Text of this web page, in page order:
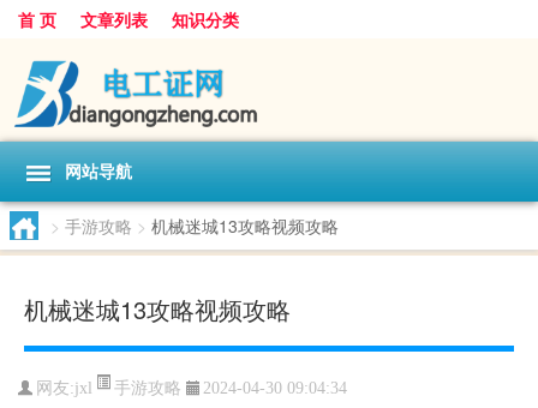
首 页 文章列表 知识分类
网站导航
> 手游攻略 > 机械迷城13攻略视频攻略
机械迷城13攻略视频攻略
网友:jxl 手游攻略 2024-04-30 09:04:34